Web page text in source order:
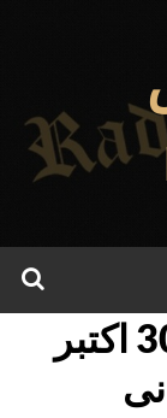
گفتگوی روز یکشنبه 30 اکتبر